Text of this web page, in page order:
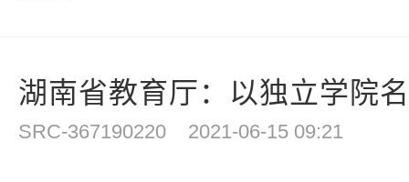
湖南省教育厅：以独立学院
SRC-367190220 2021-06-15 09:21